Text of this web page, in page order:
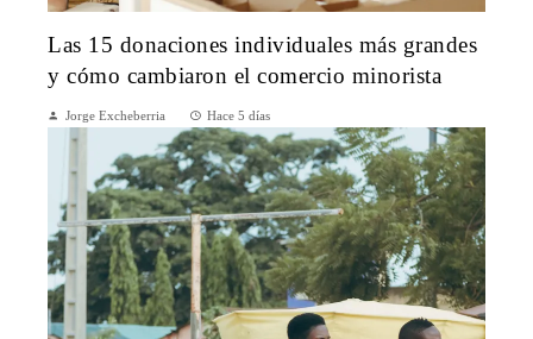
Las 15 donaciones individuales más grandes
y cómo cambiaron el comercio minorista
Jorge Excheberria Hace 5 días